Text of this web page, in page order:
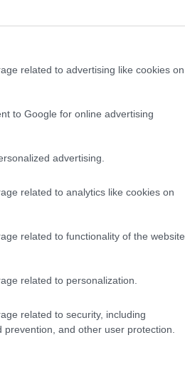
related to advertising like cookies on
to Google for online advertising
advertising.
related to analytics like cookies on
related to functionality of the website
related to personalization.
related to security, including
and other user protection.